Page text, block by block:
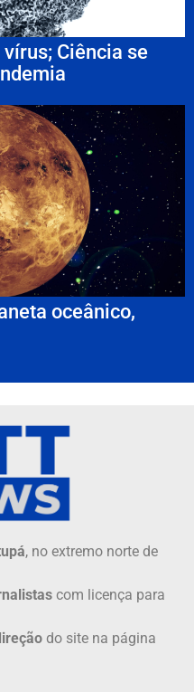
Ciência se
oceânico,
, no extremo norte de
com licença para
do site na página